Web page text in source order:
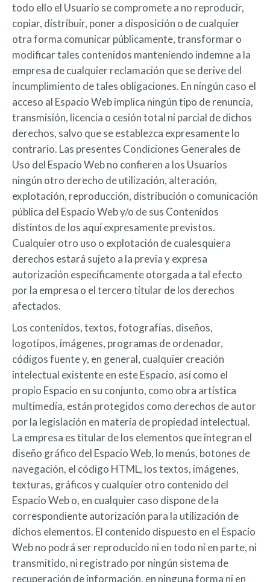
todo ello el Usuario se compromete a no reproducir,
copiar, distribuir, poner a disposición o de cualquier
otra forma comunicar públicamente, transformar o
modificar tales contenidos manteniendo indemne a la
empresa de cualquier reclamación que se derive del
incumplimiento de tales obligaciones. En ningún caso el
acceso al Espacio Web implica ningún tipo de renuncia,
transmisión, licencia o cesión total ni parcial de dichos
derechos, salvo que se establezca expresamente lo
contrario. Las presentes Condiciones Generales de
Uso del Espacio Web no confieren a los Usuarios
ningún otro derecho de utilización, alteración,
explotación, reproducción, distribución o comunicación
pública del Espacio Web y/o de sus Contenidos
distintos de los aquí expresamente previstos.
Cualquier otro uso o explotación de cualesquiera
derechos estará sujeto a la previa y expresa
autorización específicamente otorgada a tal efecto
por la empresa o el tercero titular de los derechos
afectados.
Los contenidos, textos, fotografías, diseños,
logotipos, imágenes, programas de ordenador,
códigos fuente y, en general, cualquier creación
intelectual existente en este Espacio, así como el
propio Espacio en su conjunto, como obra artística
multimedia, están protegidos como derechos de autor
por la legislación en materia de propiedad intelectual.
La empresa es titular de los elementos que integran el
diseño gráfico del Espacio Web, lo menús, botones de
navegación, el código HTML, los textos, imágenes,
texturas, gráficos y cualquier otro contenido del
Espacio Web o, en cualquier caso dispone de la
correspondiente autorización para la utilización de
dichos elementos. El contenido dispuesto en el Espacio
Web no podrá ser reproducido ni en todo ni en parte, ni
transmitido, ni registrado por ningún sistema de
recuperación de información, en ninguna forma ni en